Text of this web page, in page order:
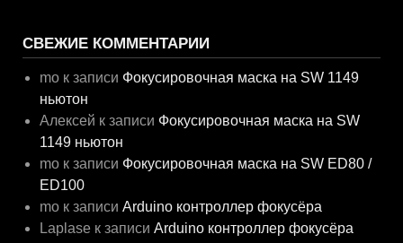
СВЕЖИЕ КОММЕНТАРИИ
mo к записи Фокусировочная маска на SW 1149
ньютон
Алексей к записи Фокусировочная маска на SW
1149 ньютон
mo к записи Фокусировочная маска на SW ED80 /
ED100
mo к записиArduino контроллер фокусёра
Laplase к записиArduino контроллер фокусёра